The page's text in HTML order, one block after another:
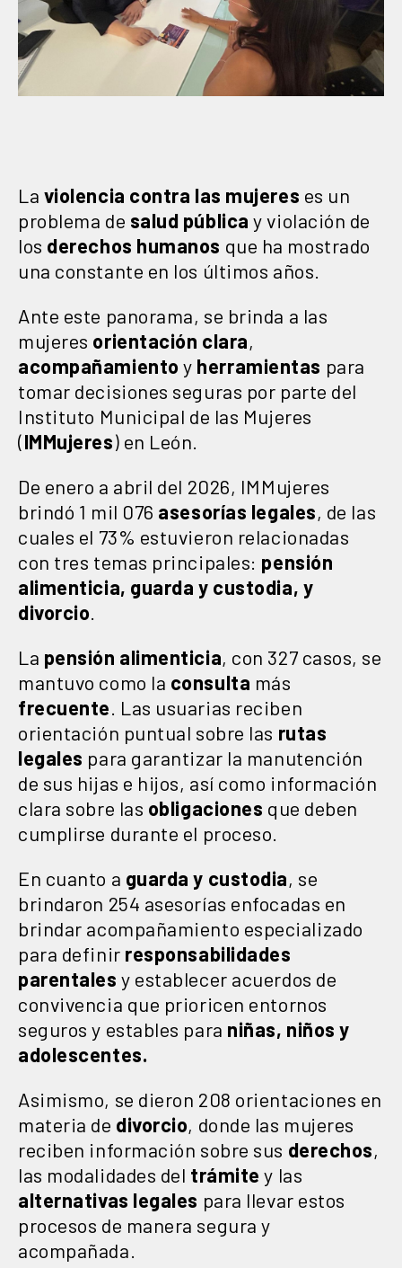
La violencia contra las mujeres es un
problema de salud pública y violación de
los derechos humanos que ha mostrado
una constante en los últimos años.
Ante este panorama, se brinda a las
mujeres orientación clara,
acompañamiento y herramientas para
tomar decisiones seguras por parte del
Instituto Municipal de las Mujeres
(IMMujeres) en León.
De enero a abril del 2026, IMMujeres
brindó 1 mil 076 asesorías legales, de las
cuales el 73% estuvieron relacionadas
con tres temas principales: pensión
alimenticia, guarda y custodia, y
divorcio
La pensión alimenticia, con 327 casos, se
mantuvo como la consulta más
frecuente . Las usuarias reciben
orientación puntual sobre las rutas
legales para garantizar la manutención
de sus hijas e hijos, así como información
clara sobre las obligaciones que deben
cumplirse durante el proceso.
En cuanto a guarda y custodia, se
brindaron 254 asesorías enfocadas en
brindar acompañamiento especializado
para definir responsabilidades
parentales y establecer acuerdos de
convivencia que prioricen entornos
seguros y estables para niñas, niños y
adolescentes.
Asimismo, se dieron 208 orientaciones en
materia de divorcio, donde las mujeres
reciben información sobre sus derechos,
las modalidades del trámite y las
alternativas legales para llevar estos
procesos de manera segura y
acompañada.